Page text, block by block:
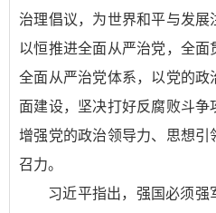
治理倡议，为世界和平与发展
以恒推进全面从严治党，全
全面从严治党体系，以党的政
面建设，坚决打好反腐败斗
增强党的政治领导力、思想引
召力。
习近平指出，强国必须